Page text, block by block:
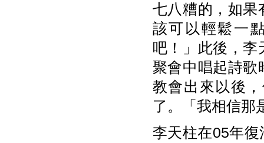
七八糟的，如果
該可以輕鬆一
吧！」此後，李
聚會中唱起詩歌
教會出來以後
了。「我相信那
李天柱在05年